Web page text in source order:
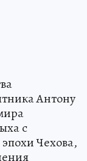
Антону
с
Чехова,